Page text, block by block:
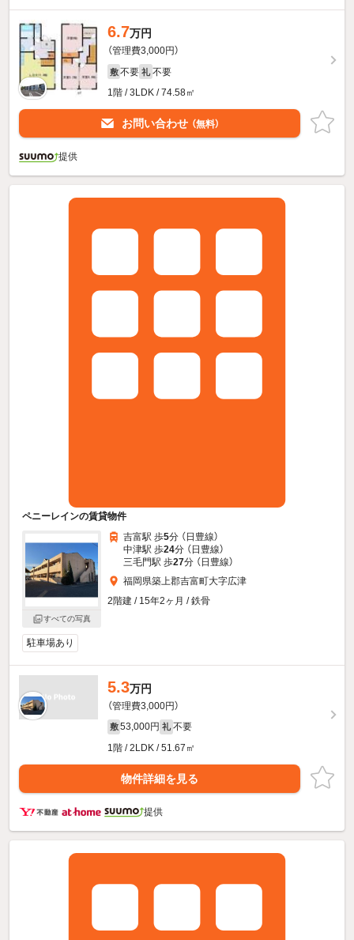
6.7万円
（管理費3,000円）
敷 不要 礼 不要
1階 / 3LDK / 74.58㎡
お問い合わせ （無料）
提供
ペニーレインの賃貸物件
すべての写真
吉富駅 歩5分 （日豊線）
中津駅 歩24分 （日豊線）
三毛門駅 歩27分 （日豊線）
福岡県築上郡吉富町大字広津
2階建 / 15年2ヶ月 / 鉄骨
駐車場あり
5.3万円
（管理費3,000円）
敷 53,000円 礼 不要
1階 / 2LDK / 51.67㎡
物件詳細を見る
提供